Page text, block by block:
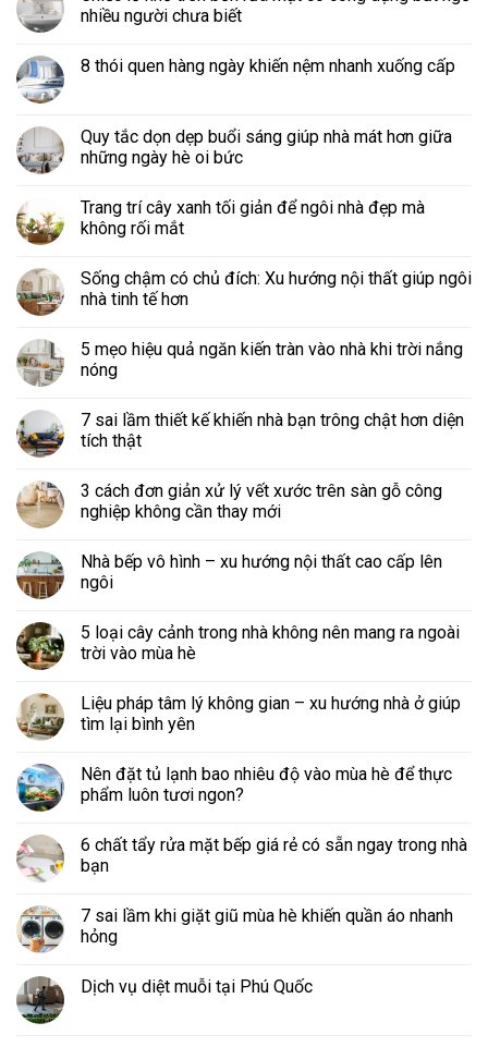
nhiều người chưa biết
8 thói quen hàng ngày khiến nệm nhanh xuống cấp
Quy tắc dọn dẹp buổi sáng giúp nhà mát hơn giữa
những ngày hè oi bức
Trang trí cây xanh tối giản để ngôi nhà đẹp mà
không rối mắt
Sống chậm có chủ đích: Xu hướng nội thất giúp ngôi
nhà tinh tế hơn
5 mẹo hiệu quả ngăn kiến tràn vào nhà khi trời nắng
nóng
7 sai lầm thiết kế khiến nhà bạn trông chật hơn diện
tích thật
3 cách đơn giản xử lý vết xước trên sàn gỗ công
nghiệp không cần thay mới
Nhà bếp vô hình – xu hướng nội thất cao cấp lên
ngôi
5 loại cây cảnh trong nhà không nên mang ra ngoài
trời vào mùa hè
Liệu pháp tâm lý không gian – xu hướng nhà ở giúp
tìm lại bình yên
Nên đặt tủ lạnh bao nhiêu độ vào mùa hè để thực
phẩm luôn tươi ngon?
6 chất tẩy rửa mặt bếp giá rẻ có sẵn ngay trong nhà
bạn
7 sai lầm khi giặt giũ mùa hè khiến quần áo nhanh
hỏng
Dịch vụ diệt muỗi tại Phú Quốc